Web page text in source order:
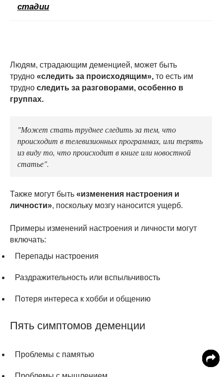
стадии
Людям, страдающим деменцией, может быть
трудно «следить за происходящим», то есть им
трудно следить за разговорами, особенно в
группах.
"Может стать труднее следить за тем, что
происходит в телевизионных программах, или терять
из виду то, что происходит в книге или новостной
статье".
Также могут быть «изменения настроения и
личности», поскольку мозгу наносится ущерб.
Примеры изменений настроения и личности могут
включать:
Перепады настроения
Раздражительность или вспыльчивость
Потеря интереса к хобби и общению
Пять симптомов деменции
Проблемы с памятью